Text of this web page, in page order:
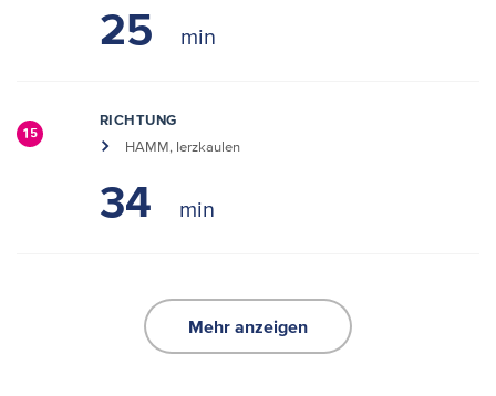
25
15
RICHTUNG
HAMM, Ierzkaulen
34
Mehr anzeigen